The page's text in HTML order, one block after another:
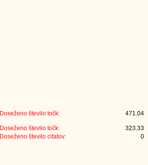
Doseženo število točk: 471.04
Doseženo število točk:
323.33
Doseženo število citatov: 0